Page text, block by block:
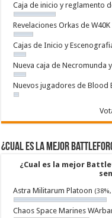
Caja de inicio y reglamento
Revelaciones Orkas de W40K
Cajas de Inicio y
Nueva caja de Necromunda
Nuevos jugadores de Blood
¿Cual es la mejor
¿Cual es la mejor
Astra Militarum Platoon
Chaos Space Marines